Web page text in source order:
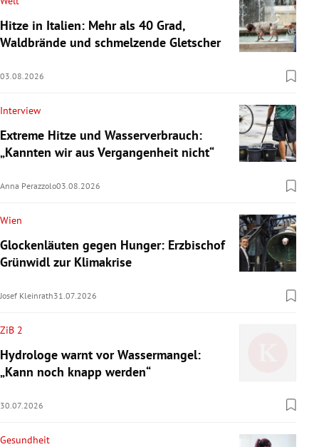
Hitze in Italien: Mehr als 40 Grad,
Waldbrände und schmelzende Gletscher
03.08.2026
Interview
Extreme Hitze und Wasserverbrauch:
„Kannten wir aus Vergangenheit nicht“
Anna Perazzolo03.08.2026
Wien
Glockenläuten gegen Hunger: Erzbischof
Grünwidl zur Klimakrise
Josef Kleinrath31.07.2026
ZiB 2
Hydrologe warnt vor Wassermangel:
„Kann noch knapp werden“
30.07.2026
Gesundheit